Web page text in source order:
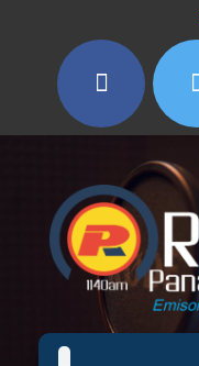
contenido